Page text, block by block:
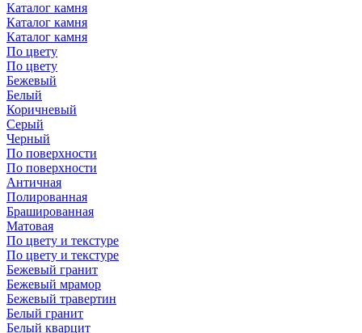
Каталог камня
Каталог камня
Каталог камня
По цвету
По цвету
Бежевый
Белый
Коричневый
Серый
Черный
По поверхности
По поверхности
Античная
Полированная
Брашированная
Матовая
По цвету и текстуре
По цвету и текстуре
Бежевый гранит
Бежевый мрамор
Бежевый травертин
Белый гранит
Белый кварцит